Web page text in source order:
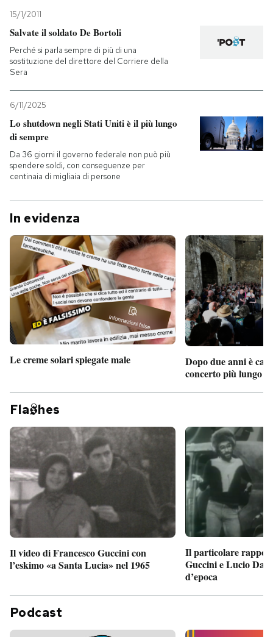
15/1/2011
Salvate il soldato De Bortoli
Perché si parla sempre di più di una
sostituzione del direttore del Corriere della
Sera
6/11/2025
Lo shutdown negli Stati Uniti è il più lungo
di sempre
Da 36 giorni il governo federale non può più
spendere soldi, con conseguenze per
centinaia di migliaia di persone
In evidenza
Le creme solari spiegate male
Dopo due anni è
concerto più lungo
Fla hes
Il video di Francesco Guccini con
l’eskimo «a Santa Lucia» nel 1965
Il particolare
Guccini e Lucio
d’epoca
Podcast